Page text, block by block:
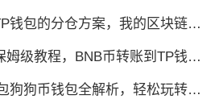
包的分仓方案，我的区块链资产安全管理实战
级教程，BNB币转账到TP钱包全流程
币钱包全解析，轻松玩转狗狗币的实用工具指南